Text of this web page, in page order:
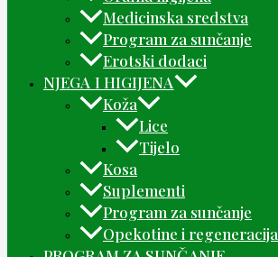
Medicinska sredstva
Program za sunčanje
Erotski dodaci
NJEGA I HIGIJENA
Koža
Lice
Tijelo
Kosa
Suplementi
Program za sunčanje
Opekotine i regeneracija